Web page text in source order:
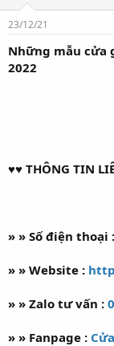
s
t
a
r
t
23/12/21
Những mẫu cửa
2022
♥♥ THÔNG TIN
» » Số điện thoại
» » Website :
» » Zalo tư vấn :
» » Fanpage :